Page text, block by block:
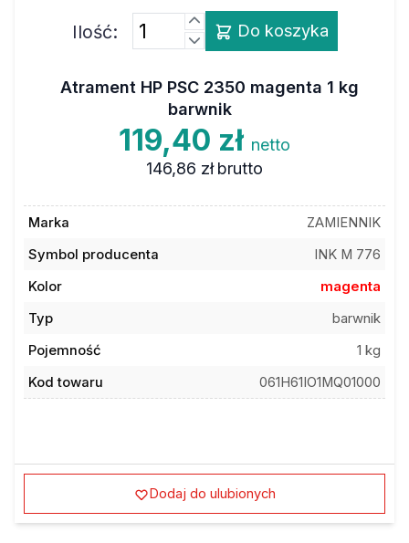
Ilość: Do koszyka
Atrament HP PSC 2350 magenta 1 kg
barwnik
119,40 zł netto
146,86 zł brutto
Marka
ZAMIENNIK
Symbol producenta
INK M 776
Kolor
magenta
Typ
barwnik
Pojemność
1 kg
Kod towaru
061H61IO1MQ01000
Dodaj do ulubionych